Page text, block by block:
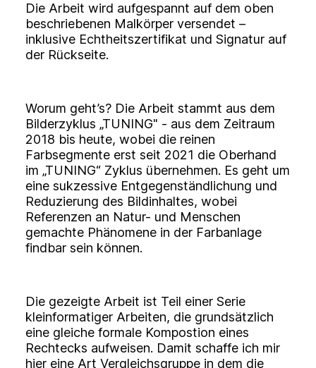
Die Arbeit wird aufgespannt auf dem oben
beschriebenen Malkörper versendet –
inklusive Echtheitszertifikat und Signatur auf
der Rückseite.
Worum geht’s? Die Arbeit stammt aus dem
Bilderzyklus „TUNING" - aus dem Zeitraum
2018 bis heute, wobei die reinen
Farbsegmente erst seit 2021 die Oberhand
im „TUNING“ Zyklus übernehmen. Es geht um
eine sukzessive Entgegenständlichung und
Reduzierung des Bildinhaltes, wobei
Referenzen an Natur- und Menschen
gemachte Phänomene in der Farbanlage
findbar sein können.
Die gezeigte Arbeit ist Teil einer Serie
kleinformatiger Arbeiten, die grundsätzlich
eine gleiche formale Kompostion eines
Rechtecks aufweisen. Damit schaffe ich mir
hier eine Art Vergleichsgruppe in dem die